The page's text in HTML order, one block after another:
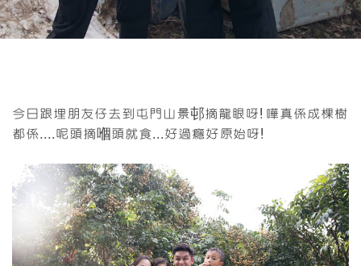
今日跟埋朋友仔去到屯門山景邨摘龍眼呀! 嘩真係成棵樹
都係....呢頭摘嗰頭就食...好過癮好原始呀!